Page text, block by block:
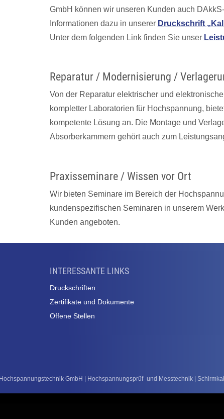
GmbH können wir unseren Kunden auch
Informationen dazu in unserer Druckschrift
Unter dem folgenden Link finden Sie unser
Reparatur / Modernisierung /
Von der Reparatur elektrischer und
kompletter Laboratorien für Hochspannung,
kompetente Lösung an. Die Montage und
Absorberkammern gehört auch zum
Praxisseminare / Wissen vor Ort
Wir bieten Seminare im Bereich der
kundenspezifischen Seminaren in unserem
Kunden angeboten.
INTERESSANTE LINKS
Druckschriften
Zertifikate und Dokumente
Offene Stellen
GmbH | Hochspannungsprüf- und Messtechnik |